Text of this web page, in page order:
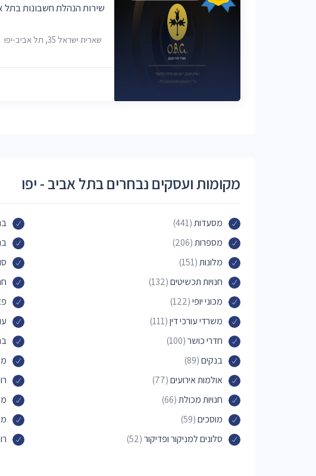
שירות הנהלת חשבונות בתל
שארית ישראל 35, תל אביב-יפו
מקומות ועסקים נבחרים בתל אביב - יפו
מסעדות(441)
מספרות(206)
מלונות(151)
חנויות תכשיטים(132)
מכוני יופי(122)
משרדי עורכי דין(111)
חדרי כושר(100)
בנקים(89)
אולמות אירועים(77)
חנויות מכולת(66)
מוסכים(59)
סלונים למניקור ופדיקור(52)